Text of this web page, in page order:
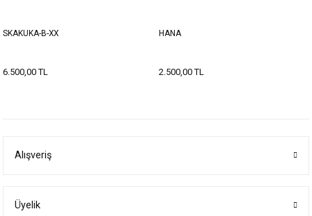
SKAKUKA-B-XX
6.500,00 TL
HANA
2.500,00 TL
Alışveriş
Üyelik